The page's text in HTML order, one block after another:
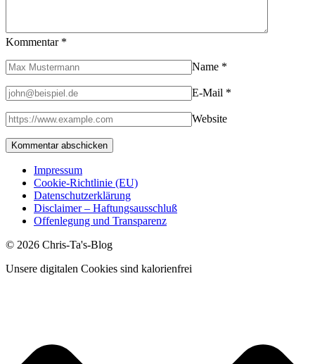
Kommentar *
Name *
E-Mail *
Website
Impressum
Cookie-Richtlinie (EU)
Datenschutzerklärung
Disclaimer – Haftungsausschluß
Offenlegung und Transparenz
© 2026 Chris-Ta's-Blog
Unsere digitalen Cookies sind kalorienfrei